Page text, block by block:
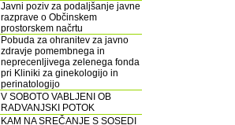
Javni poziv za podaljšanje javne
razprave o Občinskem
prostorskem načrtu
Pobuda za ohranitev za javno
zdravje pomembnega in
neprecenljivega zelenega fonda
pri Kliniki za ginekologijo in
perinatologijo
V SOBOTO VABLJENI OB
RADVANJSKI POTOK
KAM NA SREČANJE S SOSEDI